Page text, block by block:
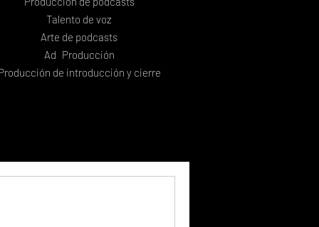
Talento de voz
Arte de podcasts
Ad Producción
de introducción y cierre